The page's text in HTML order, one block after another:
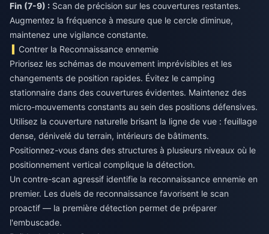
Fin (7-9) : Scan de précision sur les couvertures restantes.
Augmentez la fréquence à mesure que le cercle diminue,
maintenez une vigilance constante.
Contrer la Reconnaissance ennemie
Priorisez les schémas de mouvement imprévisibles et les
changements de position rapides. Évitez le camping
stationnaire dans des couvertures évidentes. Maintenez des
micro-mouvements constants au sein des positions défensives.
Utilisez la couverture naturelle brisant la ligne de vue : feuillage
dense, dénivelé du terrain, intérieurs de bâtiments.
Positionnez-vous dans des structures à plusieurs niveaux où le
positionnement vertical complique la détection.
Un contre-scan agressif identifie la reconnaissance ennemie en
premier. Les duels de reconnaissance favorisent le scan
proactif — la première détection permet de préparer
l'embuscade.